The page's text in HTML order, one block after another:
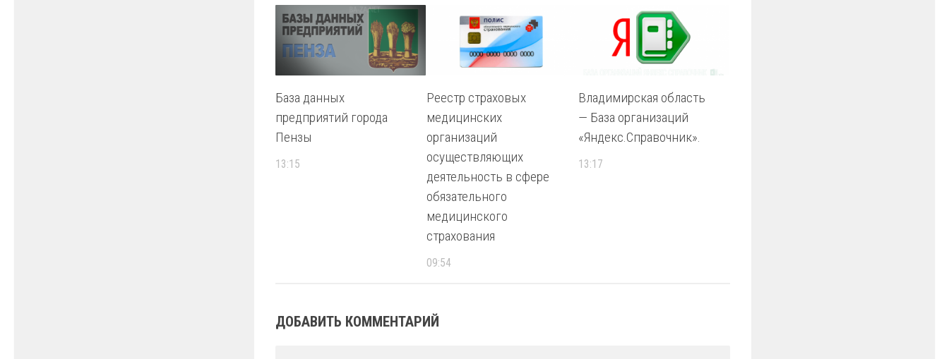
База данных
предприятий города
Пензы
13:15
Реестр страховых
медицинских
организаций
осуществляющих
деятельность в сфере
обязательного
медицинского
страхования
09:54
Владимирская область
— База организаций
«Яндекс.Справочник».
13:17
ДОБАВИТЬ КОММЕНТАРИЙ